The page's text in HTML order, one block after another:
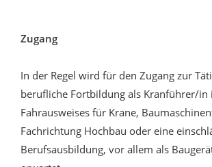
Zugang
In der Regel wird für den Zugang zur
berufliche Fortbildung als Kranführer/in
Fahrausweises für Krane,
Fachrichtung Hochbau oder eine
Berufsausbildung, vor allem als